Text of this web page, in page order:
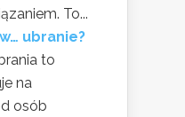
To...
ubranie?
to
na
osób